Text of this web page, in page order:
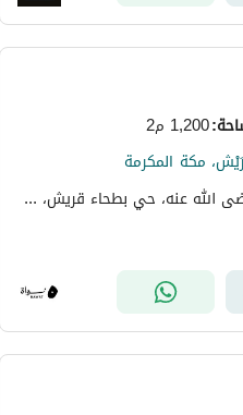
:1,200 م2
مكة المكرمة
شارع شارع عتاب إبن أسيد رضى الله عنه، حي بطحاء قريش، مكة